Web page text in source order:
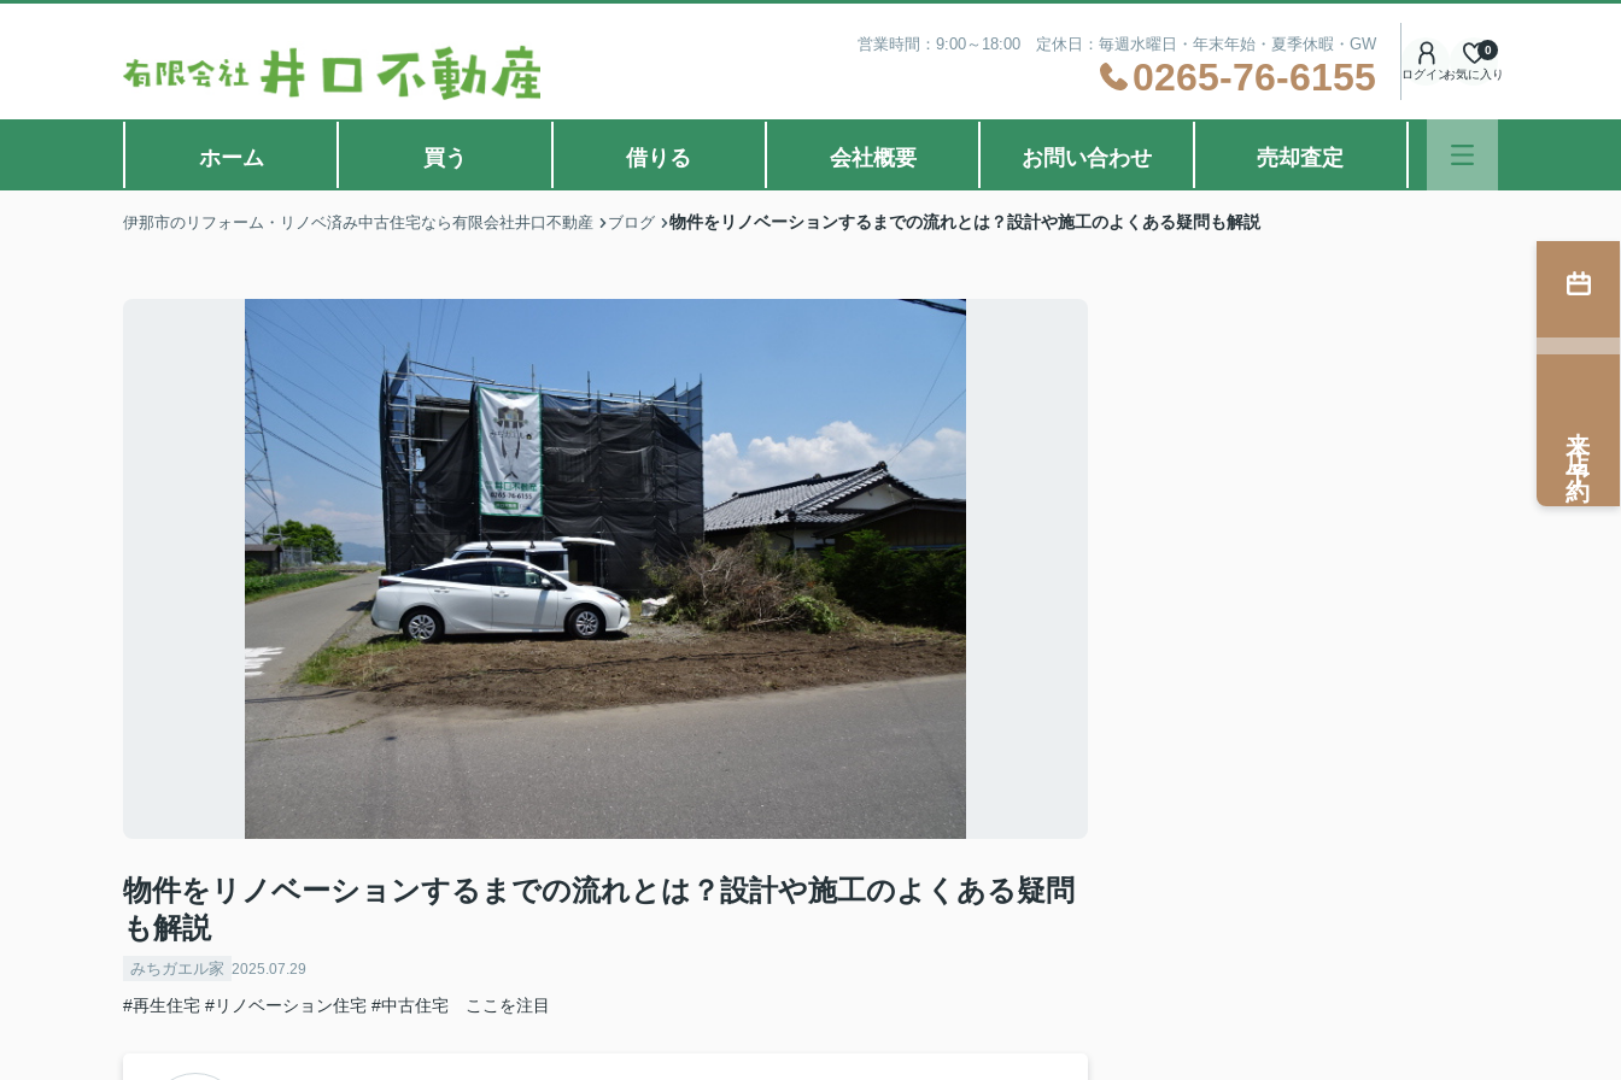
営業時間：9:00～18:00 定休日：毎週水曜日・年末年始・夏季休暇・GW
0265-76-6155 ログインお気に入り
0
ホーム 買う 借りる 会社概要 お問い合わせ 売却査定
伊那市のリフォーム・リノベ済み中古住宅なら有限会社井口不動産 ブログ 物件をリノベーションするまでの流れとは？設計や施工のよくある疑問も解説
物件をリノベーションするまでの流れとは？設計や施工のよくある疑問
も解説
みちガエル家 2025.07.29
#再生住宅 #リノベーション住宅 #中古住宅 ここを注目
来店予約